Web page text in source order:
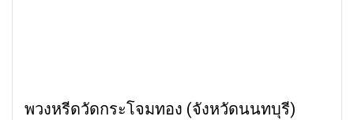
พวงหรีดวัดกระโจมทอง (จังหวัดนนทบุรี)